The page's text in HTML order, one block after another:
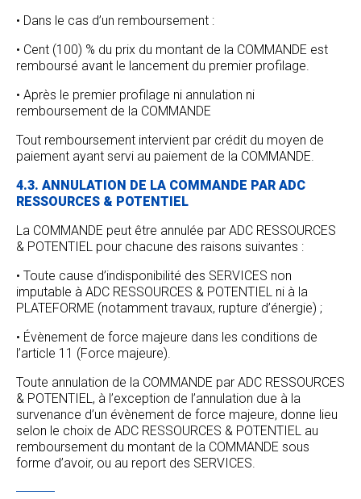
• Dans le cas d’un remboursement :
• Cent (100) % du prix du montant de la COMMANDE est
remboursé avant le lancement du premier profilage.
• Après le premier profilage ni annulation ni
remboursement de la COMMANDE
Tout remboursement intervient par crédit du moyen de
paiement ayant servi au paiement de la COMMANDE.
4.3. ANNULATION DE LA COMMANDE PAR ADC
RESSOURCES & POTENTIEL
La COMMANDE peut être annulée par ADC RESSOURCES
& POTENTIEL pour chacune des raisons suivantes :
• Toute cause d’indisponibilité des SERVICES non
imputable à ADC RESSOURCES & POTENTIEL ni à la
PLATEFORME (notamment travaux, rupture d’énergie) ;
• Évènement de force majeure dans les conditions de
l’article 11 (Force majeure).
Toute annulation de la COMMANDE par ADC RESSOURCES
& POTENTIEL, à l’exception de l’annulation due à la
survenance d’un évènement de force majeure, donne lieu
selon le choix de ADC RESSOURCES & POTENTIEL au
remboursement du montant de la COMMANDE sous
forme d’avoir, ou au report des SERVICES.